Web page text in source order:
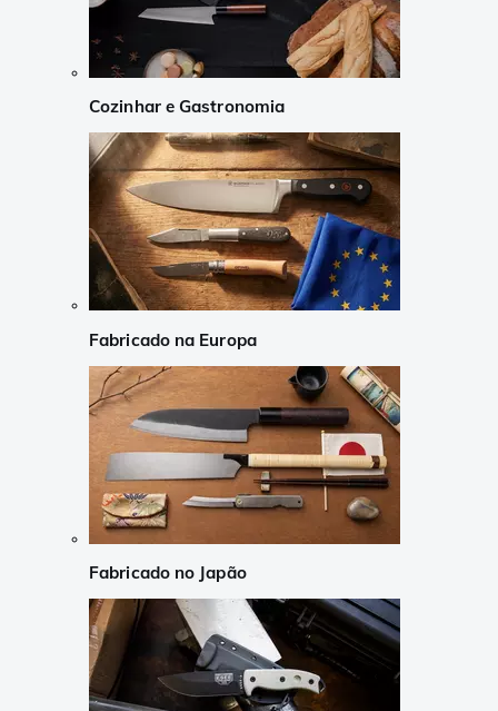
Cozinhar e Gastronomia
Fabricado na Europa
Fabricado no Japão